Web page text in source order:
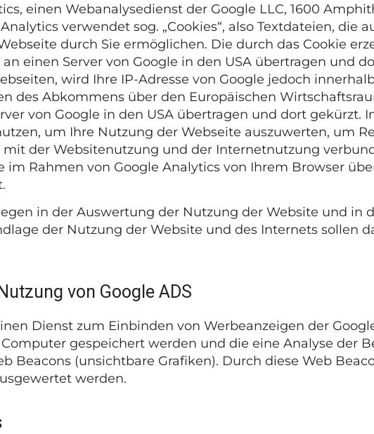
einen Webanalysedienst der Google LLC, 1600
Analytics verwendet sog. „Cookies“, also Textdateien,
durch Sie ermöglichen. Die durch das Cookie
einen Server von Google in den USA übertragen und
wird Ihre IP-Adresse von Google jedoch
des Abkommens über den Europäischen
von Google in den USA übertragen und dort gekürzt.
um Ihre Nutzung der Webseite auszuwerten, um
der Websitenutzung und der Internetnutzung
im Rahmen von Google Analytics von Ihrem Browser
in der Auswertung der Nutzung der Website und in
der Nutzung der Website und des Internets sollen
von Google ADS
Dienst zum Einbinden von Werbeanzeigen der
Computer gespeichert werden und die eine Analyse der
Beacons (unsichtbare Grafiken). Durch diese Web
werden.